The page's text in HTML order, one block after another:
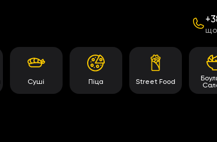
Суші Піца Street Food